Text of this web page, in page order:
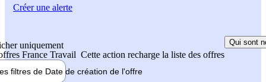
uniquement
France Travail Cette action recharge la liste des offres
Qui sont
filtres de Date de création de l'offre
Créer une alerte